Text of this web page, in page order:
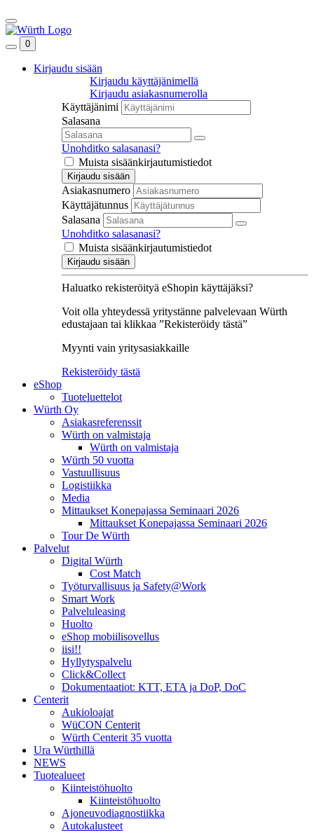
0
Kirjaudu sisään
Kirjaudu käyttäjänimellä
Kirjaudu asiakasnumerolla
Käyttäjänimi
Salasana
Unohditko salasanasi?
Muista sisäänkirjautumistiedot
Kirjaudu sisään
Asiakasnumero
Käyttäjätunnus
Salasana
Unohditko salasanasi?
Muista sisäänkirjautumistiedot
Kirjaudu sisään
Haluatko rekisteröityä eShopin käyttäjäksi?
Voit olla yhteydessä yritystänne palvelevaan Würth
edustajaan tai klikkaa ”Rekisteröidy tästä”
Myynti vain yritysasiakkaille
Rekisteröidy tästä
eShop
Tuoteluettelot
Würth Oy
Asiakasreferenssit
Würth on valmistaja
Würth on valmistaja
Würth 50 vuotta
Vastuullisuus
Logistiikka
Media
Mittaukset Konepajassa Seminaari 2026
Mittaukset Konepajassa Seminaari 2026
Tour De Würth
Palvelut
Digital Würth
Cost Match
Työturvallisuus ja Safety@Work
Smart Work
Palveluleasing
Huolto
eShop mobiilisovellus
iisi!!
Hyllytyspalvelu
Click&Collect
Dokumentaatiot: KTT, ETA ja DoP, DoC
Centerit
Aukioloajat
WüCON Centerit
Würth Centerit 35 vuotta
Ura Würthillä
NEWS
Tuotealueet
Kiinteistöhuolto
Kiinteistöhuolto
Ajoneuvodiagnostiikka
Autokalusteet